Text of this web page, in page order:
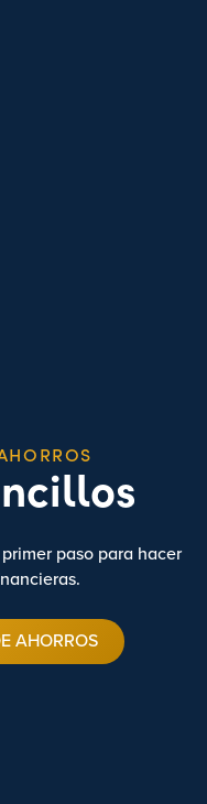
paso para hacer
AHORROS